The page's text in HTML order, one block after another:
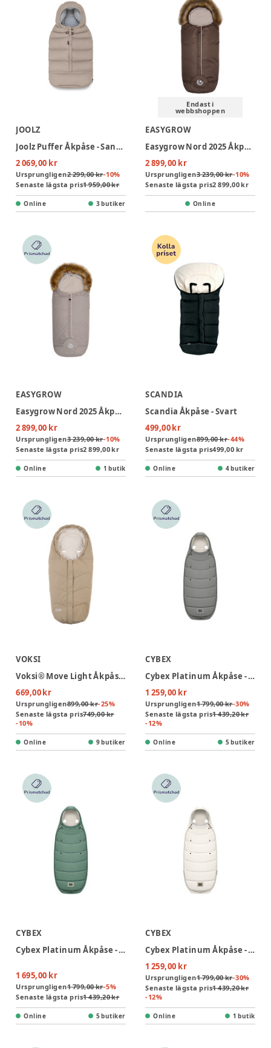
JOOLZ
Joolz Puffer Åkpåse - Sandy Taupe
2 069,00 kr
Ursprungligen2 299,00 kr-10%
Senaste lägsta pris1 959,00 kr
Online 3 butiker
Endast i
webbshoppen
EASYGROW
Easygrow Nord 2025 Åkpåse - Brown
2 899,00 kr
Ursprungligen3 239,00 kr-10%
Senaste lägsta pris2 899,00 kr
Online
EASYGROW
Easygrow Nord 2025 Åkpåse - Sand
2 899,00 kr
Ursprungligen3 239,00 kr-10%
Senaste lägsta pris2 899,00 kr
Online 1 butik
SCANDIA
Scandia Åkpåse - Svart
499,00 kr
Ursprungligen899,00 kr-44%
Senaste lägsta pris499,00 kr
Online 4 butiker
VOKSI
Voksi® Move Light Åkpåse - DarkSand Solid
669,00 kr
Ursprungligen899,00 kr-25%
Senaste lägsta pris749,00 kr
-10%
Online 9 butiker
CYBEX
Cybex Platinum Åkpåse - Mirage Grey
1 259,00 kr
Ursprungligen1 799,00 kr-30%
Senaste lägsta pris1 439,20 kr
-12%
Online 5 butiker
CYBEX
Cybex Platinum Åkpåse - Leaf Green
1 695,00 kr
Ursprungligen1 799,00 kr-5%
Senaste lägsta pris1 439,20 kr
Online 5 butiker
CYBEX
Cybex Platinum Åkpåse - Off White
1 259,00 kr
Ursprungligen1 799,00 kr-30%
Senaste lägsta pris1 439,20 kr
-12%
Online 1 butik